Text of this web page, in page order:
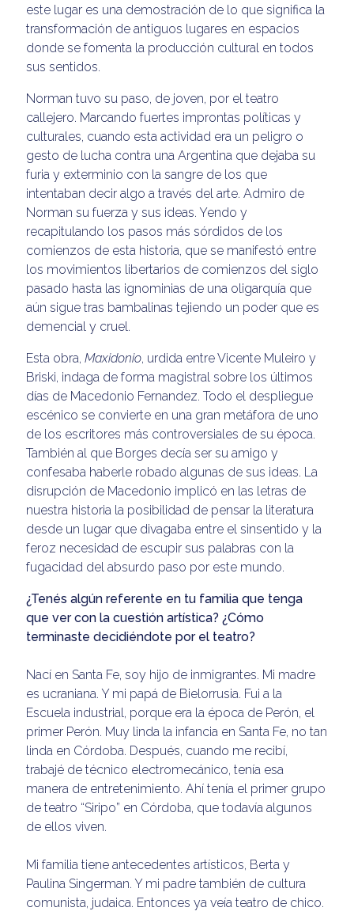
este lugar es una demostración de lo que significa la
transformación de antiguos lugares en espacios
donde se fomenta la producción cultural en todos
sus sentidos.
Norman tuvo su paso, de joven, por el teatro
callejero. Marcando fuertes improntas políticas y
culturales, cuando esta actividad era un peligro o
gesto de lucha contra una Argentina que dejaba su
furia y exterminio con la sangre de los que
intentaban decir algo a través del arte. Admiro de
Norman su fuerza y sus ideas. Yendo y
recapitulando los pasos más sórdidos de los
comienzos de esta historia, que se manifestó entre
los movimientos libertarios de comienzos del siglo
pasado hasta las ignominias de una oligarquía que
aún sigue tras bambalinas tejiendo un poder que es
demencial y cruel.
Esta obra, Maxidonio, urdida entre Vicente Muleiro y
Briski, indaga de forma magistral sobre los últimos
días de Macedonio Fernandez. Todo el despliegue
escénico se convierte en una gran metáfora de uno
de los escritores más controversiales de su época.
También al que Borges decía ser su amigo y
confesaba haberle robado algunas de sus ideas. La
disrupción de Macedonio implicó en las letras de
nuestra historia la posibilidad de pensar la literatura
desde un lugar que divagaba entre el sinsentido y la
feroz necesidad de escupir sus palabras con la
fugacidad del absurdo paso por este mundo.
¿Tenés algún referente en tu familia que tenga
que ver con la cuestión artística? ¿Cómo
terminaste decidiéndote por el teatro?
Nací en Santa Fe, soy hijo de inmigrantes. Mi madre
es ucraniana. Y mi papá de Bielorrusia. Fui a la
Escuela industrial, porque era la época de Perón, el
primer Perón. Muy linda la infancia en Santa Fe, no tan
linda en Córdoba. Después, cuando me recibí,
trabajé de técnico electromecánico, tenía esa
manera de entretenimiento. Ahí tenía el primer grupo
de teatro “Siripo” en Córdoba, que todavía algunos
de ellos viven.
Mi familia tiene antecedentes artísticos, Berta y
Paulina Singerman. Y mi padre también de cultura
comunista, judaica. Entonces ya veía teatro de chico.